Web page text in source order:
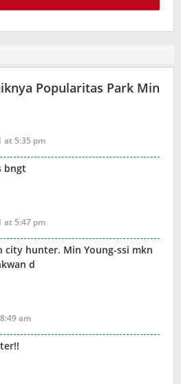
Popularitas Park Min
at 5:35 pm
bngt
at 5:47 pm
city hunter. Min Young-ssi mkn
d
am